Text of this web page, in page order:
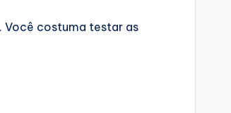
Você costuma testar as